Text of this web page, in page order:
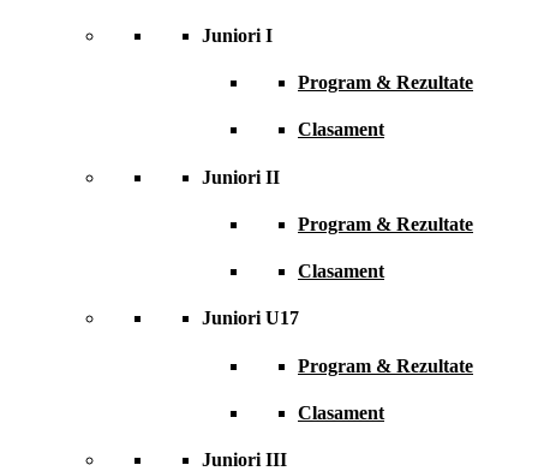
Juniori I
Program & Rezultate
Clasament
Juniori II
Program & Rezultate
Clasament
Juniori U17
Program & Rezultate
Clasament
Juniori III